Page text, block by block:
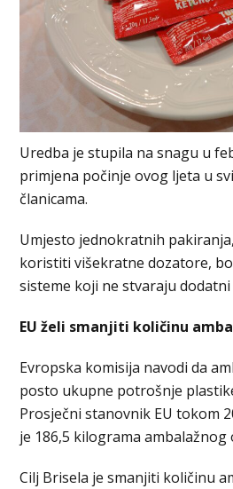
Uredba je stupila na snagu u
primjena počinje ovog ljeta u
članicama.
Umjesto jednokratnih
koristiti višekratne dozatore,
sisteme koji ne stvaraju dodatni
EU želi smanjiti količinu
Evropska komisija navodi da
posto ukupne potrošnje
Prosječni stanovnik EU tokom
je 186,5 kilograma ambalažnog
Cilj Brisela je smanjiti količinu